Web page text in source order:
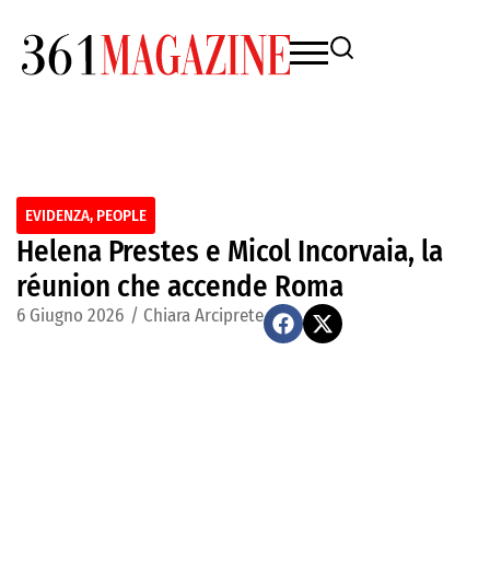
EVIDENZA, PEOPLE
Helena Prestes e Micol Incorvaia, la
réunion che accende Roma
6 Giugno 2026 / Chiara Arciprete